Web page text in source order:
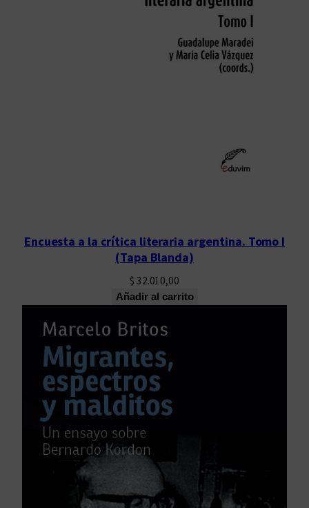
Encuesta a la crítica literaria argentina. Tomo I
(Tapa Blanda)
$ 32.010,00
Añadir al carrito